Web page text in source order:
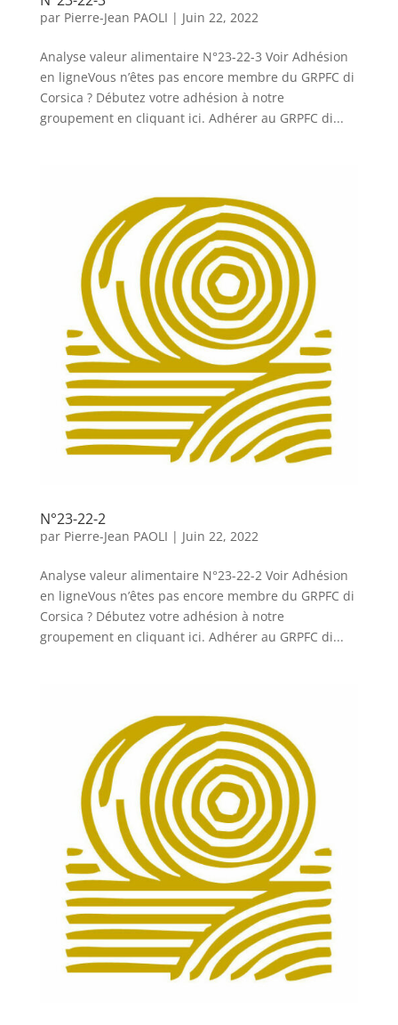
par Pierre-Jean PAOLI | Juin 22, 2022
Analyse valeur alimentaire N°23-22-3 Voir Adhésion
en ligneVous n’êtes pas encore membre du GRPFC di
Corsica ? Débutez votre adhésion à notre
groupement en cliquant ici. Adhérer au GRPFC di...
N°23-22-2
par Pierre-Jean PAOLI | Juin 22, 2022
Analyse valeur alimentaire N°23-22-2 Voir Adhésion
en ligneVous n’êtes pas encore membre du GRPFC di
Corsica ? Débutez votre adhésion à notre
groupement en cliquant ici. Adhérer au GRPFC di...